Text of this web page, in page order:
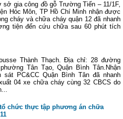
gia công đồ gỗ Trường Tiến – 11/1F,
Hóc Môn, TP Hồ Chí Minh nhận được
cháy và chữa cháy quận 12 đã nhanh
tiện đến cứu chữa sau 60 phút tích
Thành Thạch. Địa chỉ: 28 đường
Tân Tạo, Quận Bình Tân.Nhận
sát PC&CC Quận Bình Tân đã nhanh
04 xe chữa cháy cùng 32 CBCS do
chức thực tập phương án chữa